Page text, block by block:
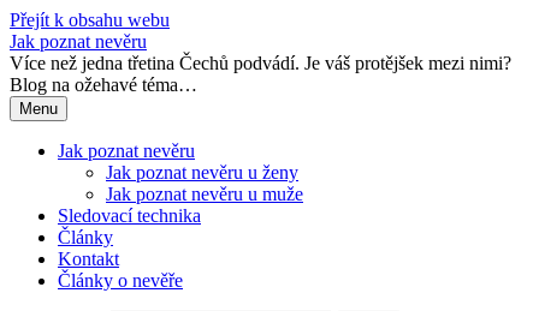
Přejít k obsahu webu
Jak poznat nevěru
Více než jedna třetina Čechů podvádí. Je váš protějšek mezi nimi?
Blog na ožehavé téma…
Menu
Jak poznat nevěru
Jak poznat nevěru u ženy
Jak poznat nevěru u muže
Sledovací technika
Články
Kontakt
Články o nevěře